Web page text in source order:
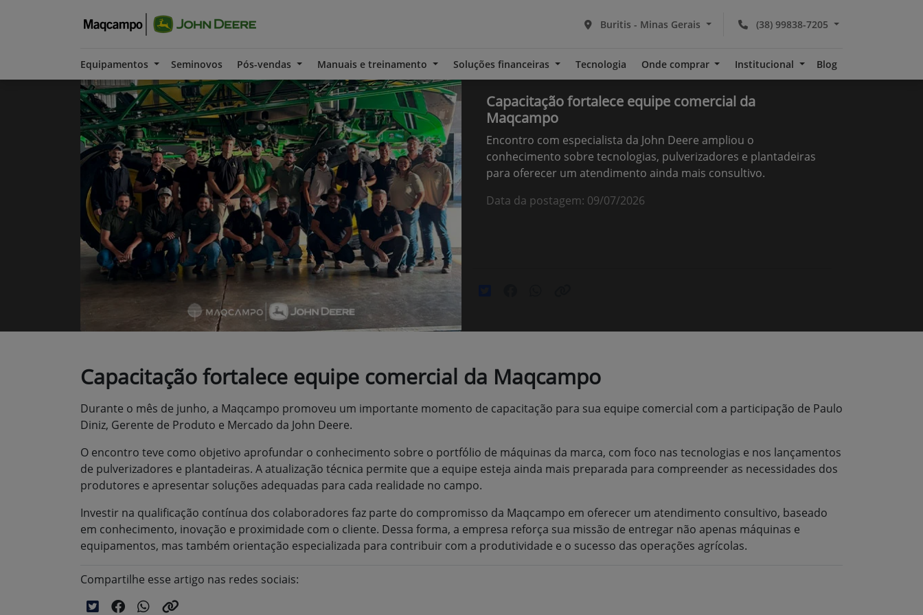
(38) 99838-7205
Buritis - Minas Gerais
Equipamentos Seminovos Pós-vendas Manuais e treinamento Soluções financeiras Tecnologia Onde comprar Institucional Blog
Capacitação fortalece equipe comercial da
Maqcampo
Encontro com especialista da John Deere ampliou o
conhecimento sobre tecnologias, pulverizadores e plantadeiras
para oferecer um atendimento ainda mais consultivo.
Data da postagem: 09/07/2026
Capacitação fortalece equipe comercial da Maqcampo
Durante o mês de junho, a Maqcampo promoveu um importante momento de capacitação para sua equipe comercial com a participação de Paulo
Diniz, Gerente de Produto e Mercado da John Deere.
O encontro teve como objetivo aprofundar o conhecimento sobre o portfólio de máquinas da marca, com foco nas tecnologias e nos lançamentos
de pulverizadores e plantadeiras. A atualização técnica permite que a equipe esteja ainda mais preparada para compreender as necessidades dos
produtores e apresentar soluções adequadas para cada realidade no campo.
Investir na qualificação contínua dos colaboradores faz parte do compromisso da Maqcampo em oferecer um atendimento consultivo, baseado
em conhecimento, inovação e proximidade com o cliente. Dessa forma, a empresa reforça sua missão de entregar não apenas máquinas e
equipamentos, mas também orientação especializada para contribuir com a produtividade e o sucesso das operações agrícolas.
Compartilhe esse artigo nas redes sociais: